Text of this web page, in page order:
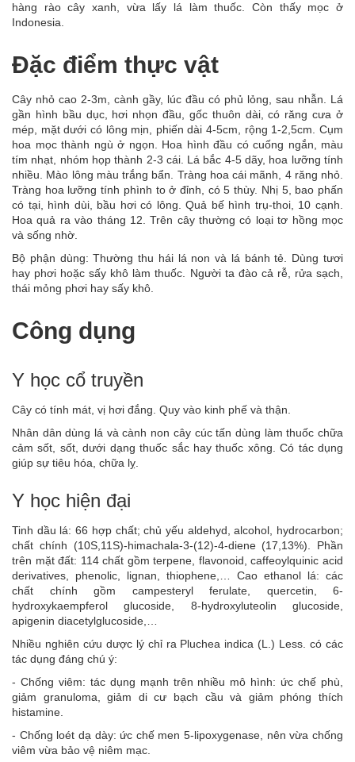
hàng rào cây xanh, vừa lấy lá làm thuốc. Còn thấy mọc ở
Indonesia.
Đặc điểm thực vật
Cây nhỏ cao 2-3m, cành gầy, lúc đầu có phủ lỏng, sau nhẫn. Lá
gần hình bầu dục, hơi nhọn đầu, gốc thuôn dài, có răng cưa ở
mép, mặt dưới có lông mịn, phiến dài 4-5cm, rộng 1-2,5cm. Cụm
hoa mọc thành ngù ở ngọn. Hoa hình đầu có cuống ngắn, màu
tím nhạt, nhóm họp thành 2-3 cái. Lá bắc 4-5 dãy, hoa lưỡng tính
nhiều. Mào lông màu trắng bẩn. Tràng hoa cái mãnh, 4 răng nhỏ.
Tràng hoa lưỡng tính phình to ở đỉnh, có 5 thùy. Nhị 5, bao phấn
có tại, hình dùi, bầu hơi có lông. Quả bế hình trụ-thoi, 10 cạnh.
Hoa quả ra vào tháng 12. Trên cây thường có loại tơ hồng mọc
và sống nhờ.
Bộ phận dùng: Thường thu hái lá non và lá bánh tẻ. Dùng tươi
hay phơi hoặc sấy khô làm thuốc. Người ta đào cả rễ, rửa sạch,
thái mỏng phơi hay sấy khô.
Công dụng
Y học cổ truyền
Cây có tính mát, vị hơi đắng. Quy vào kinh phế và thận.
Nhân dân dùng lá và cành non cây cúc tấn dùng làm thuốc chữa
cảm sốt, sốt, dưới dạng thuốc sắc hay thuốc xông. Có tác dụng
giúp sự tiêu hóa, chữa lỵ.
Y học hiện đại
Tinh dầu lá: 66 hợp chất; chủ yếu aldehyd, alcohol, hydrocarbon;
chất chính (10S,11S)-himachala-3-(12)-4-diene (17,13%). Phần
trên mặt đất: 114 chất gồm terpene, flavonoid, caffeoylquinic acid
derivatives, phenolic, lignan, thiophene,… Cao ethanol lá: các
chất chính gồm campesteryl ferulate, quercetin, 6-
hydroxykaempferol glucoside, 8-hydroxyluteolin glucoside,
apigenin diacetylglucoside,…
Nhiều nghiên cứu dược lý chỉ ra Pluchea indica (L.) Less. có các
tác dụng đáng chú ý:
- Chống viêm: tác dụng mạnh trên nhiều mô hình: ức chế phù,
giảm granuloma, giảm di cư bạch cầu và giảm phóng thích
histamine.
- Chống loét dạ dày: ức chế men 5-lipoxygenase, nên vừa chống
viêm vừa bảo vệ niêm mạc.